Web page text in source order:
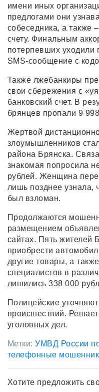
имени иных
предлогами они
собеседника, а также
счету. Финальным
потерпевших уходили
SMS-сообщение с
Также лжебанкиры
свои сбережения с
банковский счет. В
брянцев пропали 9
Жертвой
злоумышленников
района Брянска.
знакомая попросила
рублей. Женщина
лишь позднее узнала,
был взломан.
Продолжаются
размещением
сайтах. Пять жителей
приобрести
другие товары, а
специалистов в
лишились 338 000
Полицейские уточняют
происшествий.
уголовных дел.
Метки:УМВД России
телефонные
Хотите предложить